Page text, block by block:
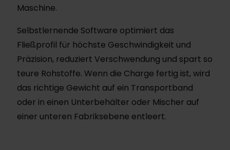
Maschine.
Selbstlernende Software optimiert das
Fließprofil für höchste Geschwindigkeit und
Präzision, reduziert Verschwendung und spart so
teure Rohstoffe. Wenn die Charge fertig ist, wird
das richtige Gewicht auf ein Transportband
oder in einen Unterbehälter oder Mischer auf
einer unteren Fabriksebene entleert.